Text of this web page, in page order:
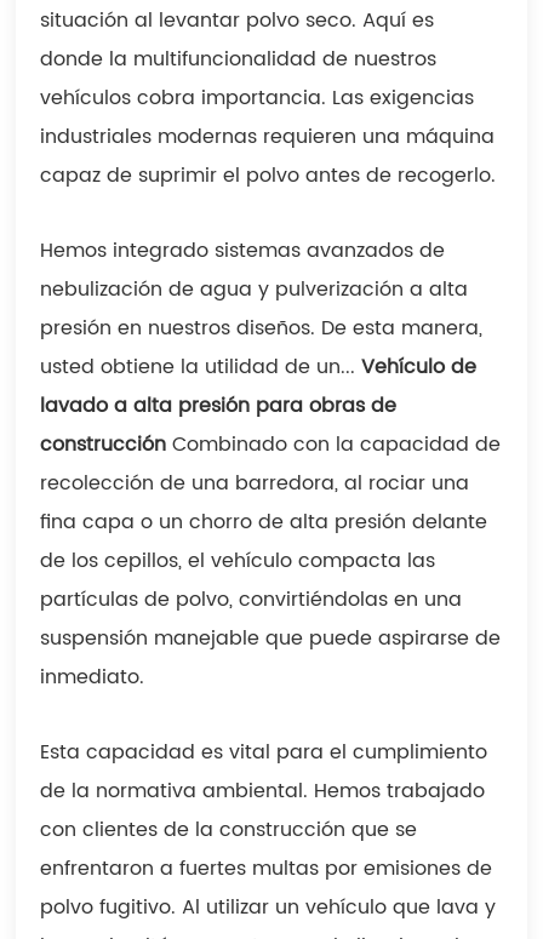
situación al levantar polvo seco. Aquí es
donde la multifuncionalidad de nuestros
vehículos cobra importancia. Las exigencias
industriales modernas requieren una máquina
capaz de suprimir el polvo antes de recogerlo.
Hemos integrado sistemas avanzados de
nebulización de agua y pulverización a alta
presión en nuestros diseños. De esta manera,
usted obtiene la utilidad de un...Vehículo de
lavado a alta presión para obras de
construcciónCombinado con la capacidad de
recolección de una barredora, al rociar una
fina capa o un chorro de alta presión delante
de los cepillos, el vehículo compacta las
partículas de polvo, convirtiéndolas en una
suspensión manejable que puede aspirarse de
inmediato.
Esta capacidad es vital para el cumplimiento
de la normativa ambiental. Hemos trabajado
con clientes de la construcción que se
enfrentaron a fuertes multas por emisiones de
polvo fugitivo. Al utilizar un vehículo que lava y